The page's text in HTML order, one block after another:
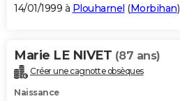
14/01/1999 à Plouharnel (Morbihan)
Marie LE NIVET (87 ans)
Créer une cagnotte obsèques
Naissance